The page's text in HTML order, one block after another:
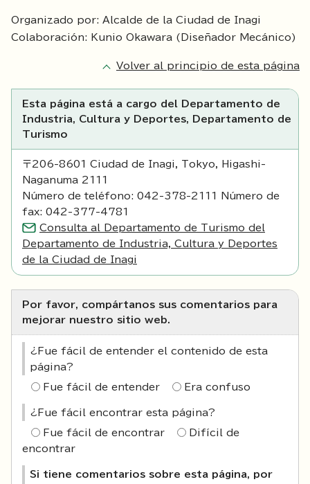
Organizado por: Alcalde de la Ciudad de Inagi
Colaboración: Kunio Okawara (Diseñador Mecánico)
Volver al principio de esta página
Esta página está a cargo del Departamento de
Industria, Cultura y Deportes, Departamento de
Turismo
〒206-8601 Ciudad de Inagi, Tokyo, Higashi-
Naganuma 2111
Número de teléfono: 042-378-2111 Número de
fax: 042-377-4781
Consulta al Departamento de Turismo del
Departamento de Industria, Cultura y Deportes
de la Ciudad de Inagi
Por favor, compártanos sus comentarios para
mejorar nuestro sitio web.
¿Fue fácil de entender el contenido de esta
página?
Fue fácil de entender Era confuso
¿Fue fácil encontrar esta página?
Fue fácil de encontrar
Difícil de
encontrar
Si tiene comentarios sobre esta página, por